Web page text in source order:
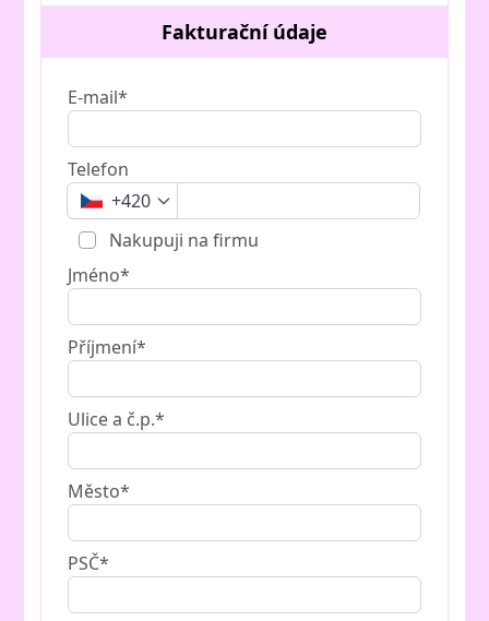
Fakturační údaje
E-mail*
Telefon
+420
Nakupuji na firmu
Jméno*
Příjmení*
Ulice a č.p.*
Město*
PSČ*